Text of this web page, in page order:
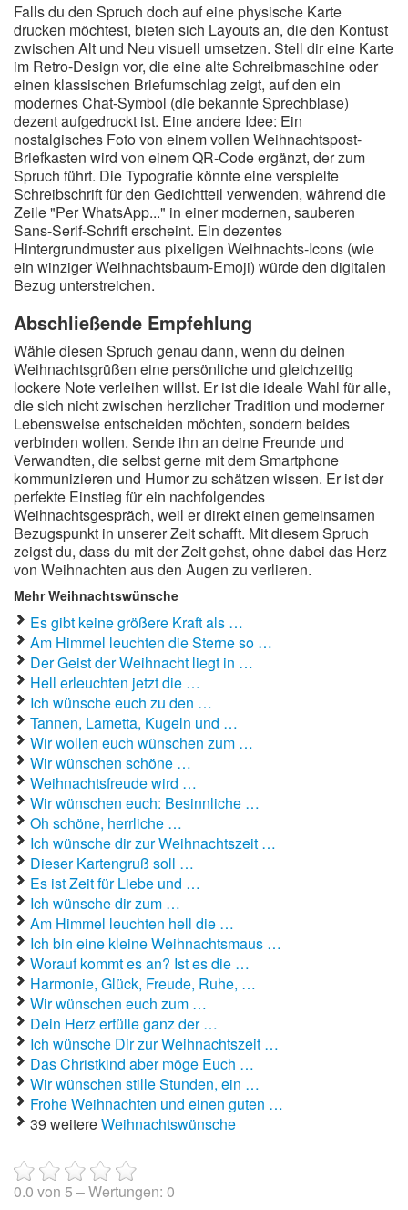
Falls du den Spruch doch auf eine physische Karte
drucken möchtest, bieten sich Layouts an, die den Kontust
zwischen Alt und Neu visuell umsetzen. Stell dir eine Karte
im Retro-Design vor, die eine alte Schreibmaschine oder
einen klassischen Briefumschlag zeigt, auf den ein
modernes Chat-Symbol (die bekannte Sprechblase)
dezent aufgedruckt ist. Eine andere Idee: Ein
nostalgisches Foto von einem vollen Weihnachtspost-
Briefkasten wird von einem QR-Code ergänzt, der zum
Spruch führt. Die Typografie könnte eine verspielte
Schreibschrift für den Gedichtteil verwenden, während die
Zeile "Per WhatsApp..." in einer modernen, sauberen
Sans-Serif-Schrift erscheint. Ein dezentes
Hintergrundmuster aus pixeligen Weihnachts-Icons (wie
ein winziger Weihnachtsbaum-Emoji) würde den digitalen
Bezug unterstreichen.
Abschließende Empfehlung
Wähle diesen Spruch genau dann, wenn du deinen
Weihnachtsgrüßen eine persönliche und gleichzeitig
lockere Note verleihen willst. Er ist die ideale Wahl für alle,
die sich nicht zwischen herzlicher Tradition und moderner
Lebensweise entscheiden möchten, sondern beides
verbinden wollen. Sende ihn an deine Freunde und
Verwandten, die selbst gerne mit dem Smartphone
kommunizieren und Humor zu schätzen wissen. Er ist der
perfekte Einstieg für ein nachfolgendes
Weihnachtsgespräch, weil er direkt einen gemeinsamen
Bezugspunkt in unserer Zeit schafft. Mit diesem Spruch
zeigst du, dass du mit der Zeit gehst, ohne dabei das Herz
von Weihnachten aus den Augen zu verlieren.
Mehr Weihnachtswünsche
Es gibt keine größere Kraft als …
Am Himmel leuchten die Sterne so …
Der Geist der Weihnacht liegt in …
Hell erleuchten jetzt die …
Ich wünsche euch zu den …
Tannen, Lametta, Kugeln und …
Wir wollen euch wünschen zum …
Wir wünschen schöne …
Weihnachtsfreude wird …
Wir wünschen euch: Besinnliche …
Oh schöne, herrliche …
Ich wünsche dir zur Weihnachtszeit …
Dieser Kartengruß soll …
Es ist Zeit für Liebe und …
Ich wünsche dir zum …
Am Himmel leuchten hell die …
Ich bin eine kleine Weihnachtsmaus …
Worauf kommt es an? Ist es die …
Harmonie, Glück, Freude, Ruhe, …
Wir wünschen euch zum …
Dein Herz erfülle ganz der …
Ich wünsche Dir zur Weihnachtszeit …
Das Christkind aber möge Euch …
Wir wünschen stille Stunden, ein …
Frohe Weihnachten und einen guten …
39 weitereWeihnachtswünsche
0.0 von 5 – Wertungen: 0